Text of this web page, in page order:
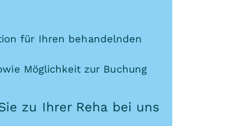
für Ihren behandelnden
Möglichkeit zur Buchung
zu Ihrer Reha bei uns